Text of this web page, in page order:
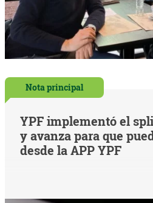
Nota principal
YPF implementó el
y avanza para que
desde la APP YPF